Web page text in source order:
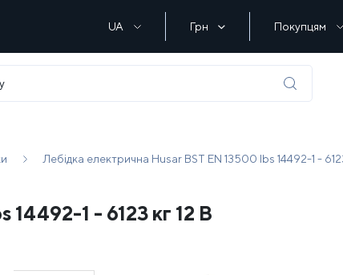
UA Грн Покупцям
Лебідка електрична Husar BST EN 13500 lbs 14492-1 -
1 - 6123 кг 12 В